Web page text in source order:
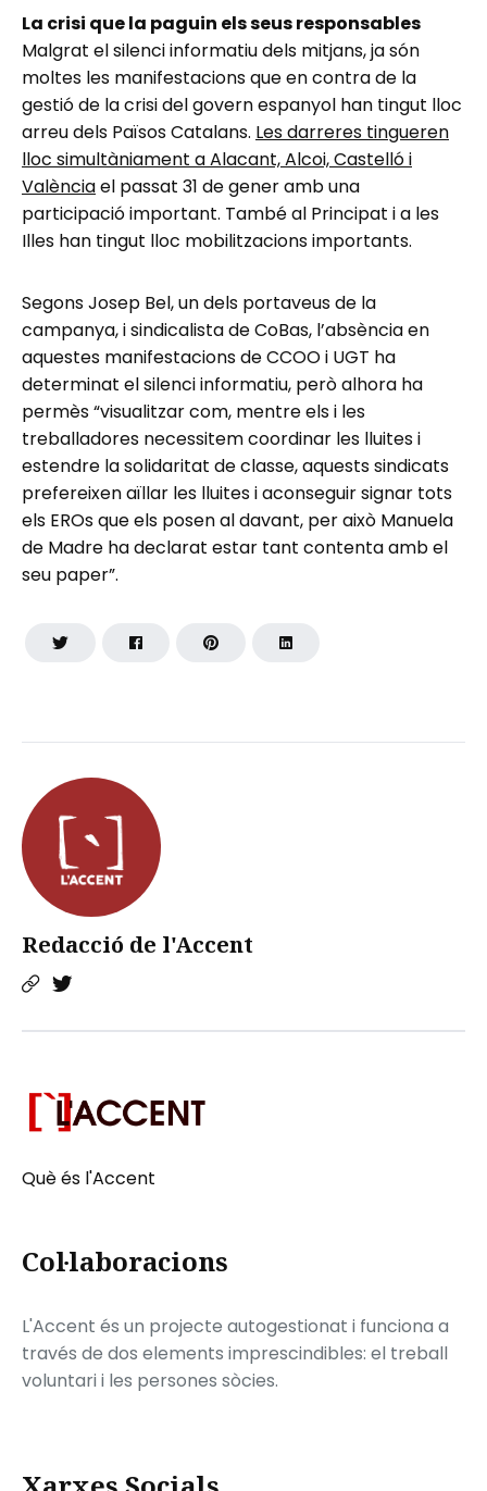
Redacció de l'Accent
La crisi que la paguin els seus responsables
Malgrat el silenci informatiu dels mitjans, ja són
moltes les manifestacions que en contra de la
gestió de la crisi del govern espanyol han tingut lloc
arreu dels Països Catalans. Les darreres tingueren
lloc simultàniament a Alacant, Alcoi, Castelló i
Valènciael passat 31 de gener amb una
participació important. També al Principat i a les
Illes han tingut lloc mobilitzacions importants.
Segons Josep Bel, un dels portaveus de la
campanya, i sindicalista de CoBas, l’absència en
aquestes manifestacions de CCOO i UGT ha
determinat el silenci informatiu, però alhora ha
permès “visualitzar com, mentre els i les
treballadores necessitem coordinar les lluites i
estendre la solidaritat de classe, aquests sindicats
prefereixen aïllar les lluites i aconseguir signar tots
els EROs que els posen al davant, per això Manuela
de Madre ha declarat estar tant contenta amb el
seu paper”.
Què és l'Accent
Col·laboracions
L'Accent és un projecte autogestionat i funciona a
través de dos elements imprescindibles: el treball
voluntari i les persones sòcies.